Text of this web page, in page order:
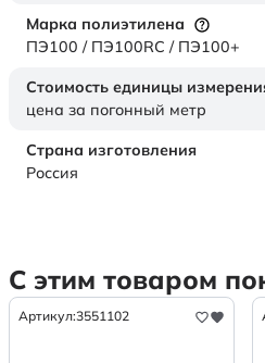
Марка полиэтилена
ПЭ100 / ПЭ100RC / ПЭ100+
Стоимость единицы
цена за погонный метр
Страна изготовления
Россия
С этим товаром
Артикул:3551102